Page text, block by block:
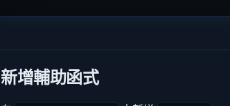
新增輔助函式